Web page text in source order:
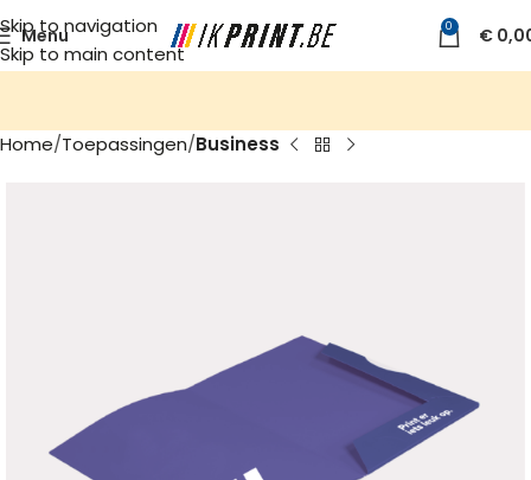
Skip to navigation
Skip to main content
Menu 0 €
Home Toepassingen Business